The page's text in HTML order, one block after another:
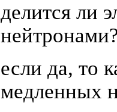
делится ли
нейтронами?
если да, то
медленных